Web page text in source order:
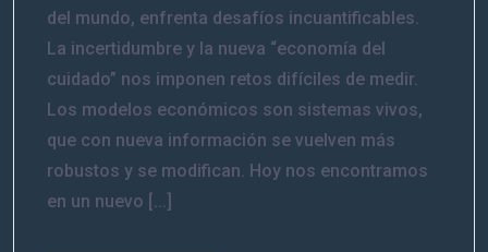
del mundo, enfrenta desafíos incuantificables.
La incertidumbre y la nueva “economía del
cuidado” nos imponen retos difíciles de medir.
Los modelos económicos son sistemas vivos,
que con nueva información se vuelven más
robustos y se modifican. Hoy nos encontramos
en un nuevo [...]